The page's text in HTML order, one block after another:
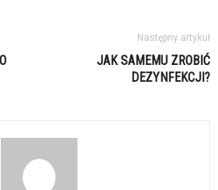
Następny artykuł
JAK SAMEMU ZROBIĆ
DEZYNFEKCJI?